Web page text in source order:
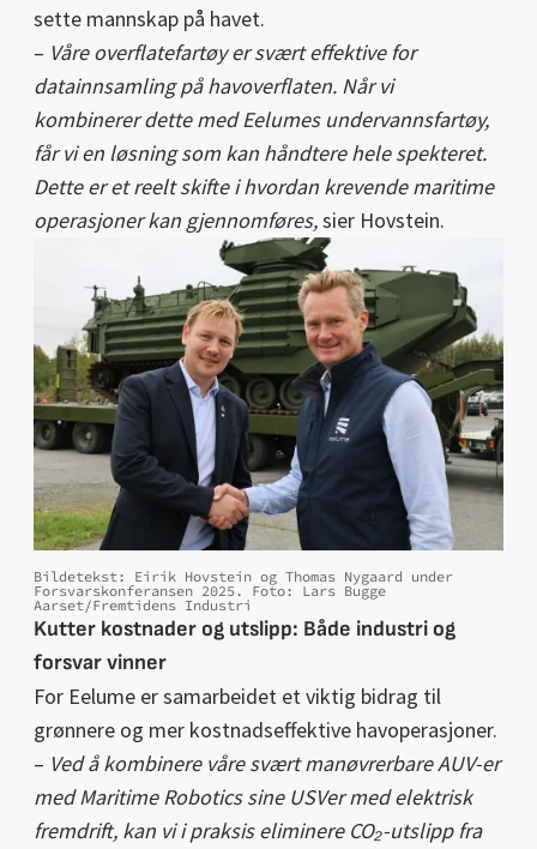
sette mannskap på havet.
– Våre overflatefartøy er svært effektive for
datainnsamling på havoverflaten. Når vi
kombinerer dette med Eelumes undervannsfartøy,
får vi en løsning som kan håndtere hele spekteret.
Dette er et reelt skifte i hvordan krevende maritime
operasjoner kan gjennomføres,sier Hovstein.
Bildetekst: Eirik Hovstein og Thomas Nygaard under
Forsvarskonferansen 2025. Foto: Lars Bugge
Aarset/Fremtidens Industri
Kutter kostnader og utslipp: Både industri og
forsvar vinner
For Eelume er samarbeidet et viktig bidrag til
grønnere og mer kostnadseffektive havoperasjoner.
– Ved å kombinere våre svært manøvrerbare AUV-er
med Maritime Robotics sine USVer med elektrisk
fremdrift, kan vi i praksis eliminere CO₂-utslipp fra